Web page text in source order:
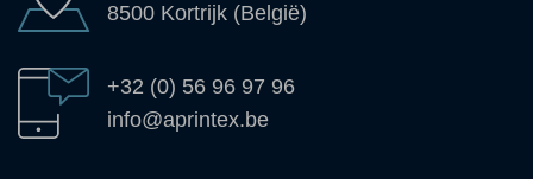
8500 Kortrijk (België)
+32 (0) 56 96 97 96
info@aprintex.be